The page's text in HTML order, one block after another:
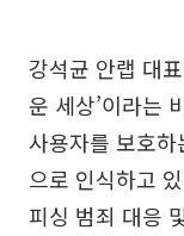
강석균 안랩 대
운 세상’이라는
사용자를 보호
으로 인식하고
피싱 범죄 대응